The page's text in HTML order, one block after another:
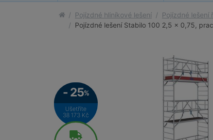
Pojízdné hliníkové lešení Pojízdné lešení
Pojízdné lešení Stabilo 100 2,5 x 0,75,
- 25%
Ušetříte
38 173 Kč